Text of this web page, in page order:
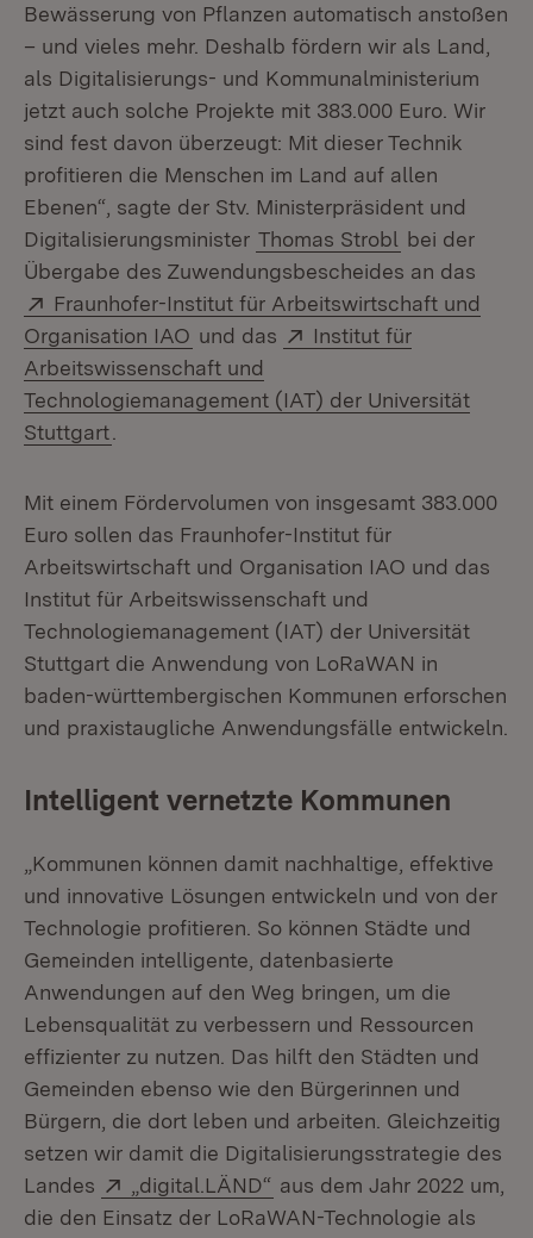
Bewässerung von Pflanzen automatisch anstoßen
– und vieles mehr. Deshalb fördern wir als Land,
als Digitalisierungs- und Kommunalministerium
jetzt auch solche Projekte mit 383.000 Euro. Wir
sind fest davon überzeugt: Mit dieser Technik
profitieren die Menschen im Land auf allen
Ebenen“, sagte der Stv. Ministerpräsident und
Digitalisierungsminister Thomas Strobl bei der
Übergabe des Zuwendungsbescheides an das
Extern:
Fraunhofer-Institut für Arbeitswirtschaft und
Organisation IAO (Öffnet in neuem Fenster)
und das Extern:
Institut für
Arbeitswissenschaft und
Technologiemanagement (IAT) der Universität
Stuttgart
Mit einem Fördervolumen von insgesamt 383.000
Euro sollen das Fraunhofer-Institut für
Arbeitswirtschaft und Organisation IAO und das
Institut für Arbeitswissenschaft und
Technologiemanagement (IAT) der Universität
Stuttgart die Anwendung von LoRaWAN in
baden-württembergischen Kommunen erforschen
und praxistaugliche Anwendungsfälle entwickeln.
Intelligent vernetzte Kommunen
„Kommunen können damit nachhaltige, effektive
und innovative Lösungen entwickeln und von der
Technologie profitieren. So können Städte und
Gemeinden intelligente, datenbasierte
Anwendungen auf den Weg bringen, um die
Lebensqualität zu verbessern und Ressourcen
effizienter zu nutzen. Das hilft den Städten und
Gemeinden ebenso wie den Bürgerinnen und
Bürgern, die dort leben und arbeiten. Gleichzeitig
setzen wir damit die Digitalisierungsstrategie des
Landes
Extern:
„digital.LÄND“ (Öffnet in neuem Fenster)
aus dem Jahr 2022 um,
die den Einsatz der LoRaWAN-Technologie als